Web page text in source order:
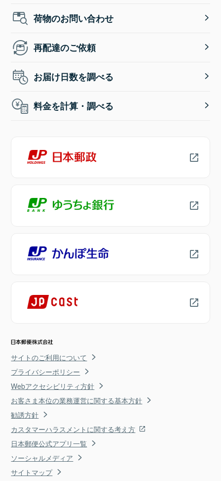
荷物のお問い合わせ
再配達のご依頼
お届け日数を調べる
料金を計算・調べる
サイトのご利用について
プライバシーポリシー
Webアクセシビリティ方針
お客さま本位の業務運営に関する基本方針
勧誘方針
カスタマーハラスメントに関する考え方
日本郵便公式アプリ一覧
ソーシャルメディア
サイトマップ